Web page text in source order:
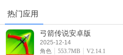
热门应用
弓箭传说安卓版
2025-12-14
角色
553.7MB V2.14.1